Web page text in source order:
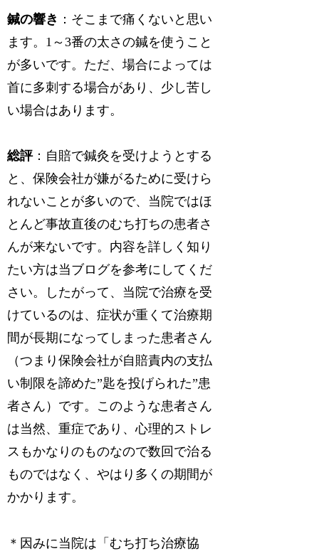
鍼の響き ：そこまで痛くないと思い
ます。1～3番の太さの鍼を使うこと
が多いです。ただ、場合によっては
首に多刺する場合があり、少し苦し
い場合はあります。
総評：自賠で鍼灸を受けようとする
と、保険会社が嫌がるために受けら
れないことが多いので、当院ではほ
とんど事故直後のむち打ちの患者さ
んが来ないです。内容を詳しく知り
たい方は当ブログを参考にしてくだ
さい。したがって、当院で治療を受
けているのは、症状が重くて治療期
間が長期になってしまった患者さん
（つまり保険会社が自賠責内の支払
い制限を諦めた”匙を投げられた”患
者さん）です。このような患者さん
は当然、重症であり、心理的ストレ
スもかなりのものなので数回で治る
ものではなく、やはり多くの期間が
かかります。
＊因みに当院は「むち打ち治療協